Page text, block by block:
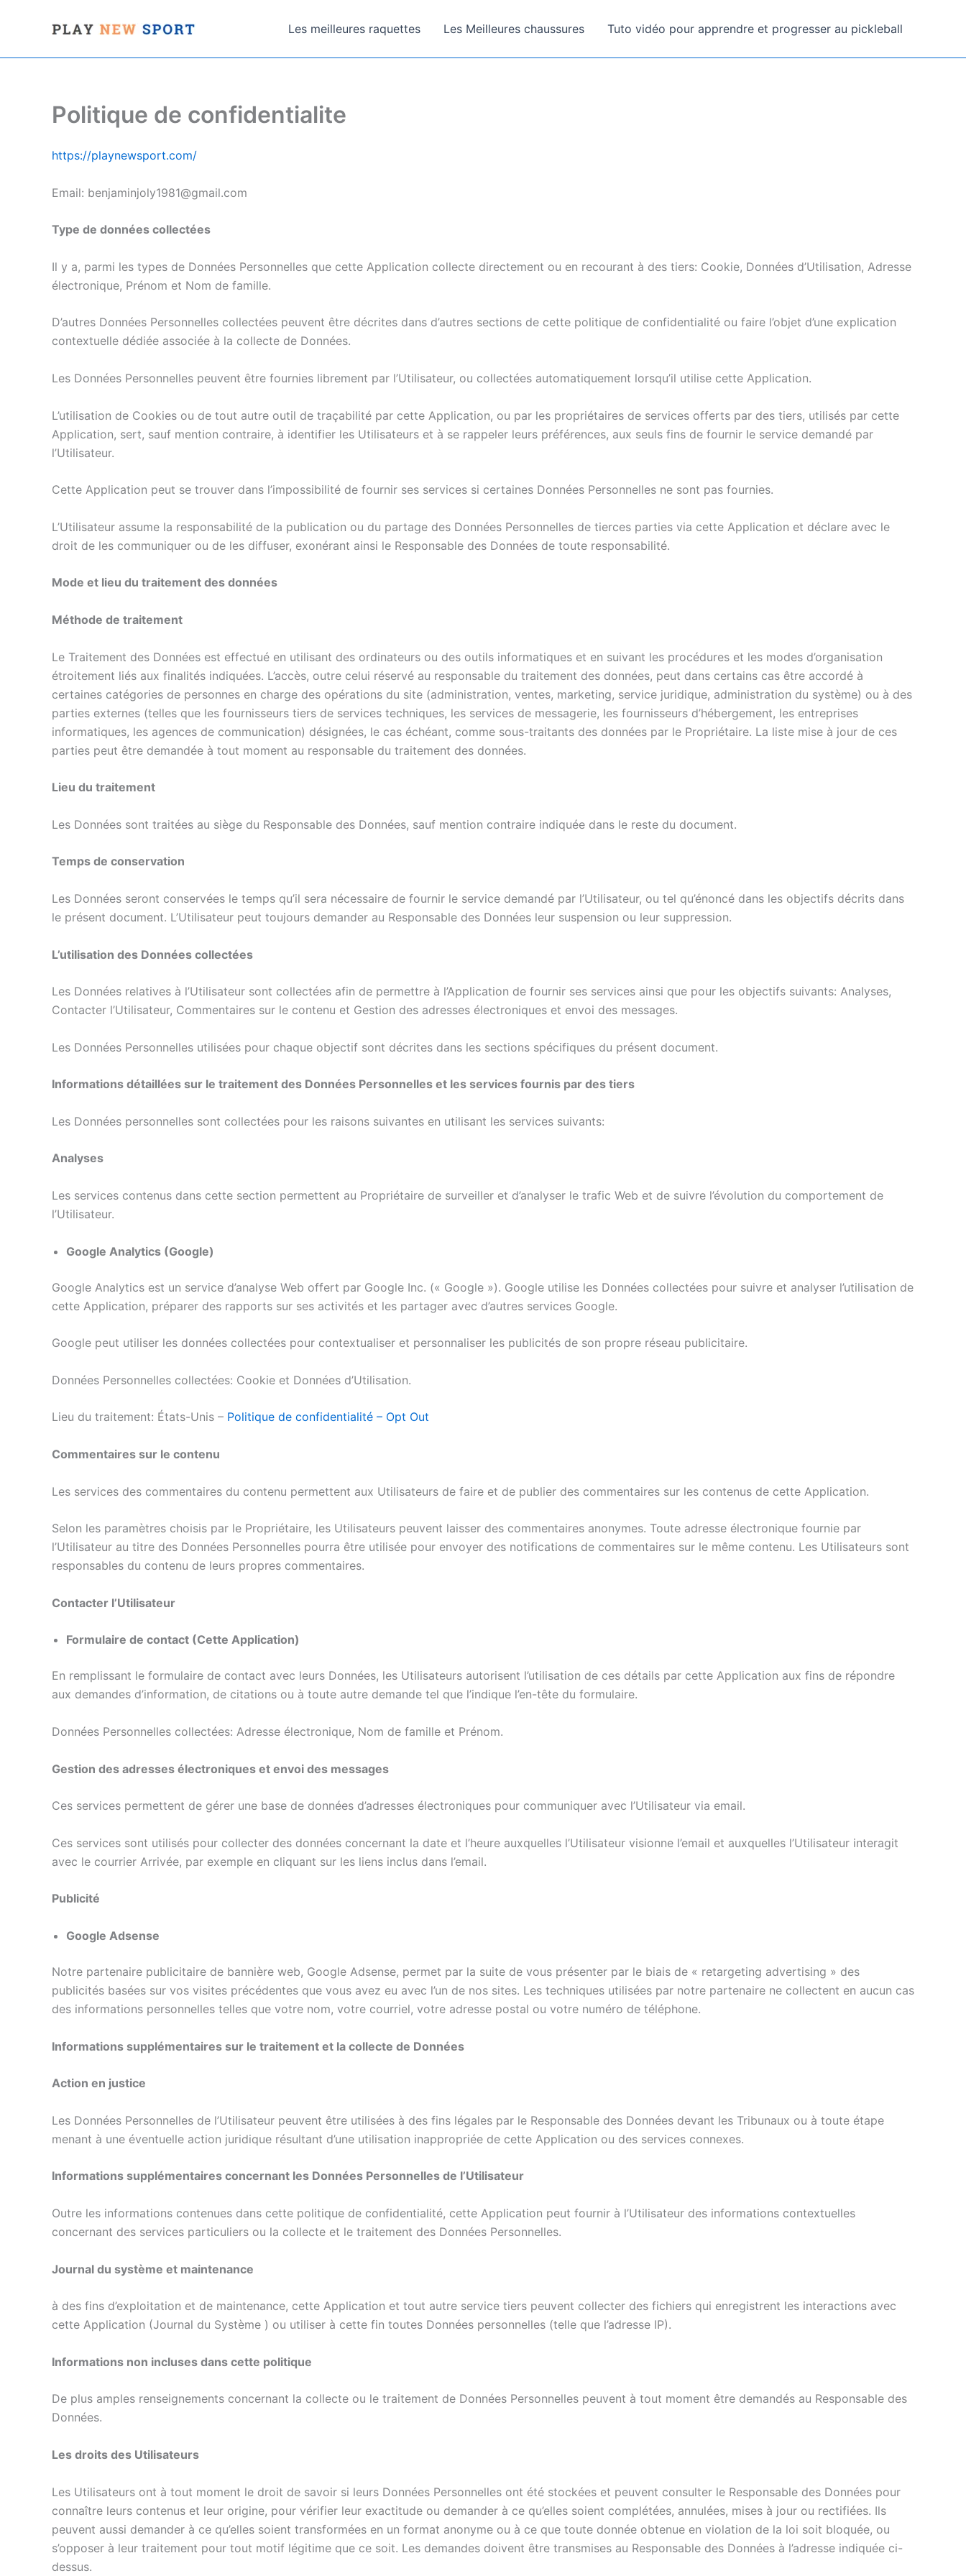
Les meilleures raquettes Les Meilleures chaussures Tuto vidéo pour apprendre et progresser au pickleball
Politique de confidentialite
https://playnewsport.com/
Email: benjaminjoly1981@gmail.com
Type de données collectées
Il y a, parmi les types de Données Personnelles que cette Application collecte directement ou en recourant à des tiers: Cookie, Données d’Utilisation, Adresse
électronique, Prénom et Nom de famille.
D’autres Données Personnelles collectées peuvent être décrites dans d’autres sections de cette politique de confidentialité ou faire l’objet d’une explication
contextuelle dédiée associée à la collecte de Données.
Les Données Personnelles peuvent être fournies librement par l’Utilisateur, ou collectées automatiquement lorsqu’il utilise cette Application.
L’utilisation de Cookies ou de tout autre outil de traçabilité par cette Application, ou par les propriétaires de services offerts par des tiers, utilisés par cette
Application, sert, sauf mention contraire, à identifier les Utilisateurs et à se rappeler leurs préférences, aux seuls fins de fournir le service demandé par
l’Utilisateur.
Cette Application peut se trouver dans l’impossibilité de fournir ses services si certaines Données Personnelles ne sont pas fournies.
L’Utilisateur assume la responsabilité de la publication ou du partage des Données Personnelles de tierces parties via cette Application et déclare avec le
droit de les communiquer ou de les diffuser, exonérant ainsi le Responsable des Données de toute responsabilité.
Mode et lieu du traitement des données
Méthode de traitement
Le Traitement des Données est effectué en utilisant des ordinateurs ou des outils informatiques et en suivant les procédures et les modes d’organisation
étroitement liés aux finalités indiquées. L’accès, outre celui réservé au responsable du traitement des données, peut dans certains cas être accordé à
certaines catégories de personnes en charge des opérations du site (administration, ventes, marketing, service juridique, administration du système) ou à des
parties externes (telles que les fournisseurs tiers de services techniques, les services de messagerie, les fournisseurs d’hébergement, les entreprises
informatiques, les agences de communication) désignées, le cas échéant, comme sous-traitants des données par le Propriétaire. La liste mise à jour de ces
parties peut être demandée à tout moment au responsable du traitement des données.
Lieu du traitement
Les Données sont traitées au siège du Responsable des Données, sauf mention contraire indiquée dans le reste du document.
Temps de conservation
Les Données seront conservées le temps qu’il sera nécessaire de fournir le service demandé par l’Utilisateur, ou tel qu’énoncé dans les objectifs décrits dans
le présent document. L’Utilisateur peut toujours demander au Responsable des Données leur suspension ou leur suppression.
L’utilisation des Données collectées
Les Données relatives à l’Utilisateur sont collectées afin de permettre à l’Application de fournir ses services ainsi que pour les objectifs suivants: Analyses,
Contacter l’Utilisateur, Commentaires sur le contenu et Gestion des adresses électroniques et envoi des messages.
Les Données Personnelles utilisées pour chaque objectif sont décrites dans les sections spécifiques du présent document.
Informations détaillées sur le traitement des Données Personnelles et les services fournis par des tiers
Les Données personnelles sont collectées pour les raisons suivantes en utilisant les services suivants:
Analyses
Les services contenus dans cette section permettent au Propriétaire de surveiller et d’analyser le trafic Web et de suivre l’évolution du comportement de
l’Utilisateur.
Google Analytics (Google)
Google Analytics est un service d’analyse Web offert par Google Inc. (« Google »). Google utilise les Données collectées pour suivre et analyser l’utilisation de
cette Application, préparer des rapports sur ses activités et les partager avec d’autres services Google.
Google peut utiliser les données collectées pour contextualiser et personnaliser les publicités de son propre réseau publicitaire.
Données Personnelles collectées: Cookie et Données d’Utilisation.
Lieu du traitement: États-Unis – Politique de confidentialité – Opt Out
Commentaires sur le contenu
Les services des commentaires du contenu permettent aux Utilisateurs de faire et de publier des commentaires sur les contenus de cette Application.
Selon les paramètres choisis par le Propriétaire, les Utilisateurs peuvent laisser des commentaires anonymes. Toute adresse électronique fournie par
l’Utilisateur au titre des Données Personnelles pourra être utilisée pour envoyer des notifications de commentaires sur le même contenu. Les Utilisateurs sont
responsables du contenu de leurs propres commentaires.
Contacter l’Utilisateur
Formulaire de contact (Cette Application)
En remplissant le formulaire de contact avec leurs Données, les Utilisateurs autorisent l’utilisation de ces détails par cette Application aux fins de répondre
aux demandes d’information, de citations ou à toute autre demande tel que l’indique l’en-tête du formulaire.
Données Personnelles collectées: Adresse électronique, Nom de famille et Prénom.
Gestion des adresses électroniques et envoi des messages
Ces services permettent de gérer une base de données d’adresses électroniques pour communiquer avec l’Utilisateur via email.
Ces services sont utilisés pour collecter des données concernant la date et l’heure auxquelles l’Utilisateur visionne l’email et auxquelles l’Utilisateur interagit
avec le courrier Arrivée, par exemple en cliquant sur les liens inclus dans l’email.
Publicité
Google Adsense
Notre partenaire publicitaire de bannière web, Google Adsense, permet par la suite de vous présenter par le biais de « retargeting advertising » des
publicités basées sur vos visites précédentes que vous avez eu avec l’un de nos sites. Les techniques utilisées par notre partenaire ne collectent en aucun cas
des informations personnelles telles que votre nom, votre courriel, votre adresse postal ou votre numéro de téléphone.
Informations supplémentaires sur le traitement et la collecte de Données
Action en justice
Les Données Personnelles de l’Utilisateur peuvent être utilisées à des fins légales par le Responsable des Données devant les Tribunaux ou à toute étape
menant à une éventuelle action juridique résultant d’une utilisation inappropriée de cette Application ou des services connexes.
Informations supplémentaires concernant les Données Personnelles de l’Utilisateur
Outre les informations contenues dans cette politique de confidentialité, cette Application peut fournir à l’Utilisateur des informations contextuelles
concernant des services particuliers ou la collecte et le traitement des Données Personnelles.
Journal du système et maintenance
à des fins d’exploitation et de maintenance, cette Application et tout autre service tiers peuvent collecter des fichiers qui enregistrent les interactions avec
cette Application (Journal du Système ) ou utiliser à cette fin toutes Données personnelles (telle que l’adresse IP).
Informations non incluses dans cette politique
De plus amples renseignements concernant la collecte ou le traitement de Données Personnelles peuvent à tout moment être demandés au Responsable des
Données.
Les droits des Utilisateurs
Les Utilisateurs ont à tout moment le droit de savoir si leurs Données Personnelles ont été stockées et peuvent consulter le Responsable des Données pour
connaître leurs contenus et leur origine, pour vérifier leur exactitude ou demander à ce qu’elles soient complétées, annulées, mises à jour ou rectifiées. Ils
peuvent aussi demander à ce qu’elles soient transformées en un format anonyme ou à ce que toute donnée obtenue en violation de la loi soit bloquée, ou
s’opposer à leur traitement pour tout motif légitime que ce soit. Les demandes doivent être transmises au Responsable des Données à l’adresse indiquée ci-
dessus.